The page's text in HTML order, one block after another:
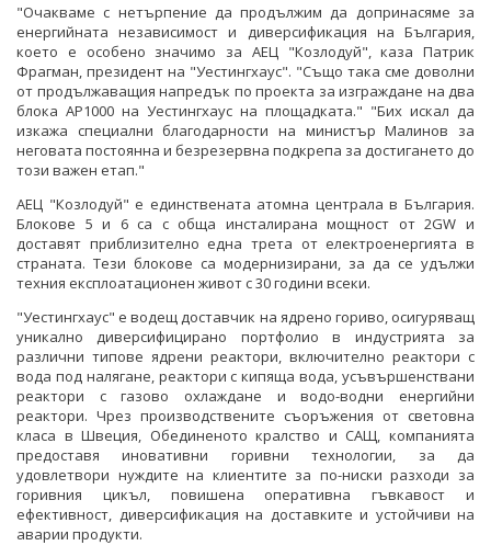
"Очакваме с нетърпение да продължим да допринасяме за
енергийната независимост и диверсификация на България,
което е особено значимо за АЕЦ "Козлодуй", каза Патрик
Фрагман, президент на "Уестингхаус". "Също така сме доволни
от продължаващия напредък по проекта за изграждане на два
блока AP1000 на Уестингхаус на площадката." "Бих искал да
изкажа специални благодарности на министър Малинов за
неговата постоянна и безрезервна подкрепа за достигането до
този важен етап."
АЕЦ "Козлодуй" е единствената атомна централа в България.
Блокове 5 и 6 са с обща инсталирана мощност от 2GW и
доставят приблизително една трета от електроенергията в
страната. Тези блокове са модернизирани, за да се удължи
техния експлоатационен живот с 30 години всеки.
"Уестингхаус" е водещ доставчик на ядрено гориво, осигуряващ
уникално диверсифицирано портфолио в индустрията за
различни типове ядрени реактори, включително реактори с
вода под налягане, реактори с кипяща вода, усъвършенствани
реактори с газово охлаждане и водо-водни енергийни
реактори. Чрез производствените съоръжения от световна
класа в Швеция, Обединеното кралство и САЩ, компанията
предоставя иновативни горивни технологии, за да
удовлетвори нуждите на клиентите за по-ниски разходи за
горивния цикъл, повишена оперативна гъвкавост и
ефективност, диверсификация на доставките и устойчиви на
аварии продукти.